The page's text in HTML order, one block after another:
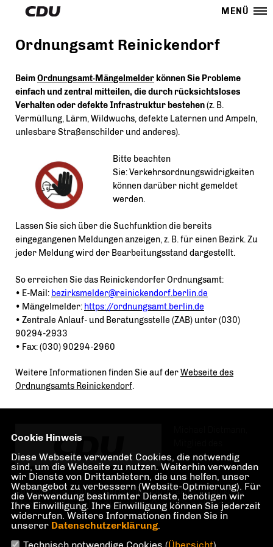
MENÜ
Ordnungsamt Reinickendorf
BeimOrdnungsamt-Mängelmelder können Sie Probleme
einfach und zentral mitteilen, die durch rücksichtsloses
Verhalten oder defekte Infrastruktur bestehen(z. B.
Vermüllung, Lärm, Wildwuchs, defekte Laternen und Ampeln,
unlesbare Straßenschilder und anderes).
Bitte beachten
Sie: Verkehrsordnungswidrigkeiten
können darüber nicht gemeldet
werden.
Lassen Sie sich über die Suchfunktion die bereits
eingegangenen Meldungen anzeigen, z. B. für einen Bezirk. Zu
jeder Meldung wird der Bearbeitungsstand dargestellt.
So erreichen Sie das Reinickendorfer Ordnungsamt:
• E-Mail: bezirksmelder@reinickendorf.berlin.de
• Mängelmelder: https://ordnungsamt.berlin.de
• Zentrale Anlauf- und Beratungsstelle (ZAB) unter (030)
90294-2933
• Fax: (030) 90294-2960
Weitere Informationen finden Sie auf derWebseite des
Ordnungsamts Reinickendorf.
Abgeordnetenhauses von Berlin, CDU-Fraktion. Wahlkreis
Märkisches Viertel und Lübars im Bezirk Reinickendorf.
Cookie Hinweis
Diese Webseite verwendet Cookies, die notwendig
sind, um die Webseite zu nutzen. Weiterhin verwenden
wir Dienste von Drittanbietern, die uns helfen, unser
Webangebot zu verbessern (Website-Optmierung). Für
die Verwendung bestimmter Dienste, benötigen wir
Ihre Einwilligung. Ihre Einwilligung können Sie jederzeit
widerrufen. Weitere Informationen finden Sie in
unserer Datenschutzerklärung.